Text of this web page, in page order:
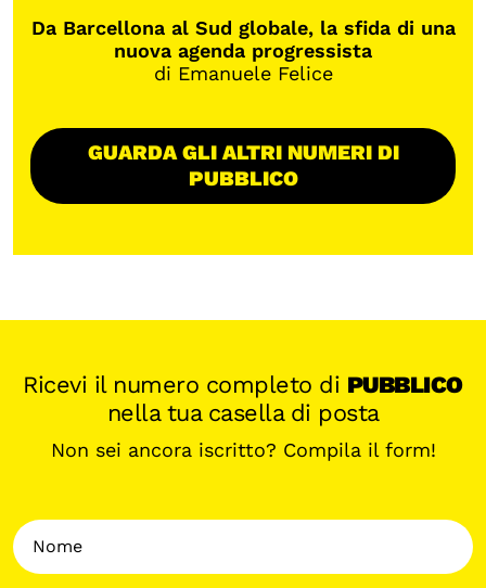
Da Barcellona al Sud globale, la sfida di una
nuova agenda progressista
di Emanuele Felice
GUARDA GLI ALTRI NUMERI DI
PUBBLICO
Ricevi il numero completo di PUBBLICO
nella tua casella di posta
Non sei ancora iscritto? Compila il form!